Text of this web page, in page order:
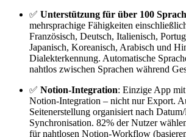
✅ Unterstützung für über 100
mehrsprachige Fähigkeiten
Französisch, Deutsch, Italienisch,
Japanisch, Koreanisch, Arabisch und
Dialekterkennung. Automatische
nahtlos zwischen Sprachen während
✅ Notion-Integration: Einzige App
Notion-Integration – nicht nur Export.
Seitenerstellung organisiert nach
Synchronisation. 82% der Nutzer
für nahtlosen Notion-Workflow